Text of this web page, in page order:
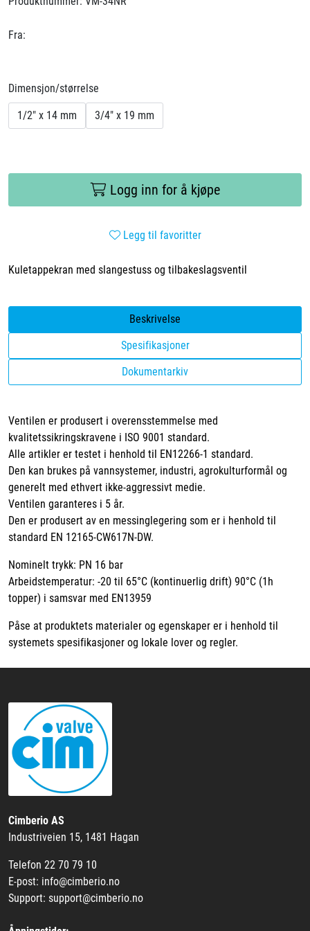
Fra:
Dimensjon/størrelse
1/2" x 14 mm 3/4" x 19 mm
Logg inn for å kjøpe
Legg til favoritter
Kuletappekran med slangestuss og tilbakeslagsventil
Beskrivelse
Spesifikasjoner
Dokumentarkiv
Ventilen er produsert i overensstemmelse med
kvalitetssikringskravene i ISO 9001 standard.
Alle artikler er testet i henhold til EN12266-1 standard.
Den kan brukes på vannsystemer, industri, agrokulturformål og
generelt med ethvert ikke-aggressivt medie.
Ventilen garanteres i 5 år.
Den er produsert av en messinglegering som er i henhold til
standard EN 12165-CW617N-DW.
Nominelt trykk: PN 16 bar
Arbeidstemperatur: -20 til 65°C (kontinuerlig drift) 90°C (1h
topper) i samsvar med EN13959
Påse at produktets materialer og egenskaper er i henhold til
systemets spesifikasjoner og lokale lover og regler.
Cimberio AS
Industriveien 15, 1481 Hagan
Telefon 22 70 79 10
E-post: info@cimberio.no
Support: support@cimberio.no